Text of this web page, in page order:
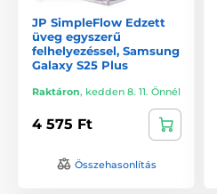
JP SimpleFlow Edzett
üveg egyszerű
felhelyezéssel, Samsung
Galaxy S25 Plus
Raktáron, kedden 8. 11. Önnél
4 575 Ft
Összehasonlítás